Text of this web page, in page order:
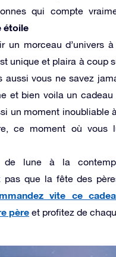
qui compte
étoile
un morceau d’univers
unique et plaira à coup
aussi vous ne savez
et bien voila un cadeau
un moment inoubliable
ce moment où vous
lune à la
pas que la fête des
vite ce
père et profitez de